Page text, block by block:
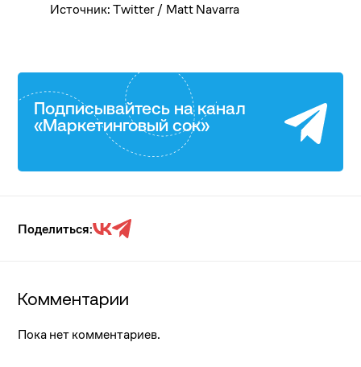
Источник: Twitter / Matt Navarra
Подписывайтесь на канал
«Маркетинговый сок»
Поделиться:
Комментарии
Пока нет комментариев.